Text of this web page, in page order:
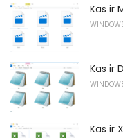
Kas ir
Kas ir
Kas ir